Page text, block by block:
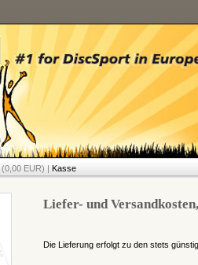
(0,00 EUR) | Kasse
Liefer- und
Die Lieferung erfolgt zu den stets